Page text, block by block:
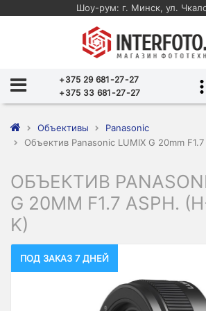
Шоу-рум: г. Минск, ул.
+375 29 681-27-27
+375 33 681-27-27
Объективы
Panasonic
Объектив Panasonic LUMIX G 20mm
ОБЪЕКТИВ
G 20MM F1.7 ASPH.
K)
ПОД ЗАКАЗ 7 ДНЕЙ